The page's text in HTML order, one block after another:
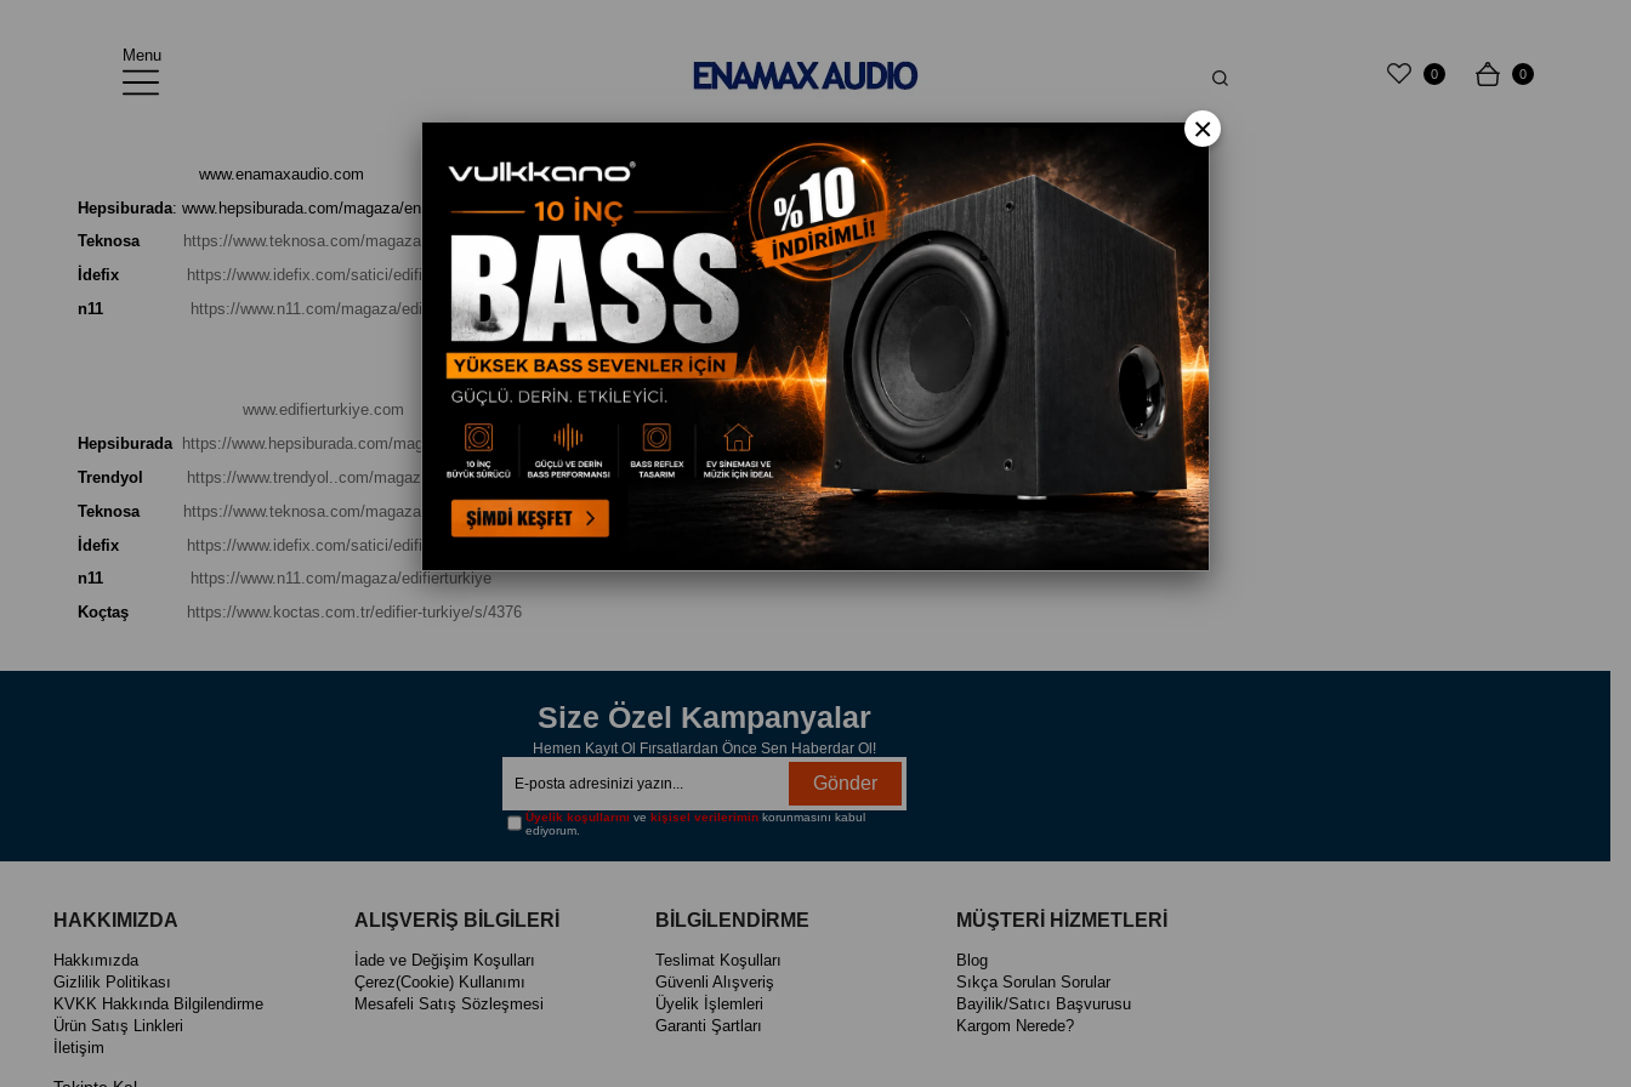
Menu
0
0
www.enamaxaudio.com
Hepsiburada: www.hepsiburada.com/magaza/enamax-audio
Teknosa
https://www.teknosa.com/magaza/edifier-turkiye
İdefix
https://www.idefix.com/satici/edifier-turkiye-6654
n11
https://www.n11.com/magaza/edifierturkiye
www.edifierturkiye.com
Hepsiburada https://www.hepsiburada.com/magaza/edifierturkiye
Trendyol
https://www.trendyol..com/magaza/edifier-turkiye-m-219906
Teknosa
https://www.teknosa.com/magaza/edifier-turkiye
İdefix
https://www.idefix.com/satici/edifier-turkiye-6654
n11
https://www.n11.com/magaza/edifierturkiye
Koçtaş
https://www.koctas.com.tr/edifier-turkiye/s/4376
Size Özel Kampanyalar
Hemen Kayıt Ol Fırsatlardan Önce Sen Haberdar Ol!
Gönder
Üyelik koşullarını ve kişisel verileriminkorunmasını kabul
ediyorum.
HAKKIMIZDA
Hakkımızda
Gizlilik Politikası
KVKK Hakkında Bilgilendirme
Ürün Satış Linkleri
İletişim
ALIŞVERİŞ BİLGİLERİ
İade ve Değişim Koşulları
Çerez(Cookie) Kullanımı
Mesafeli Satış Sözleşmesi
BİLGİLENDİRME
Teslimat Koşulları
Güvenli Alışveriş
Üyelik İşlemleri
Garanti Şartları
MÜŞTERİ HİZMETLERİ
Blog
Sıkça Sorulan Sorular
Bayilik/Satıcı Başvurusu
Kargom Nerede?
×